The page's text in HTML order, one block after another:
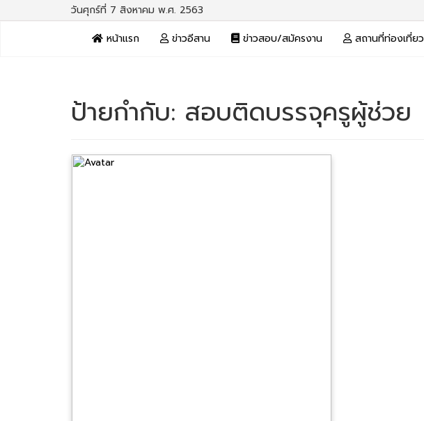
วันศุกร์ที่ 7 สิงหาคม พ.ศ. 2563
หน้าแรก
ข่าวอีสาน ข่าวสอบ/สมัครงาน สถานที่ท่องเที่ยว
ป้ายกำกับ: สอบติดบรรจุครูผู้ช่วย